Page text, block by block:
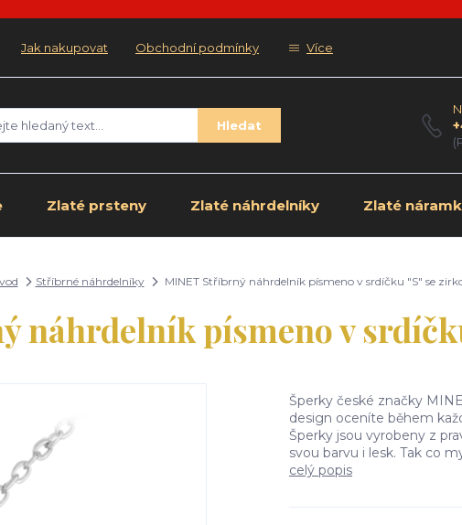
Jak nakupovat Obchodní podmínky Více
Hledat
Zlaté prsteny Zlaté náhrdelníky Zlaté
Stříbrné náhrdelníky MINET Stříbrný náhrdelník písmeno v srdíčku "S" se
náhrdelník písmeno v
Šperky české značky
design oceníte během
Šperky jsou vyrobeny z
svou barvu i lesk. Tak co
celý popis